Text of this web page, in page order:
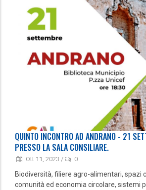
QUINTO INCONTRO AD ANDRANO - 21
PRESSO LA SALA CONSILIARE.
Ott 11, 2023 / 0
Biodiversità, filiere agro-alimentari, spazi
comunità ed economia circolare, sistemi